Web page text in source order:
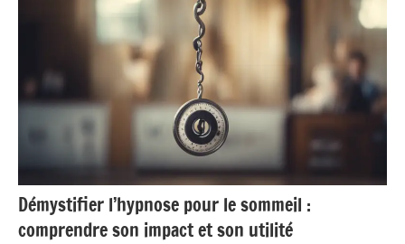
Démystifier l’hypnose pour le sommeil :
comprendre son impact et son utilité